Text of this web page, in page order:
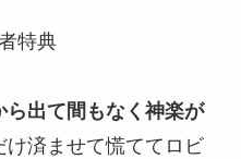
特典
ら出て間もなく神楽が
け済ませて慌ててロビ